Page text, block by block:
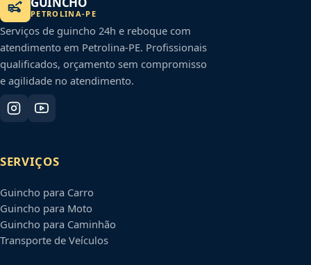
PETROLINA-PE
Serviços de guincho 24h e reboque com
atendimento em Petrolina-PE. Profissionais
qualificados, orçamento sem compromisso
e agilidade no atendimento.
SERVIÇOS
Guincho para Carro
Guincho para Moto
Guincho para Caminhão
Transporte de Veículos